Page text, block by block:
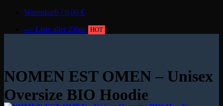
Warenkorb /0,00 €
--> Liste aller Zitate HOT
NOMEN EST OMEN – Unisex
Oversize BIO Hoodie